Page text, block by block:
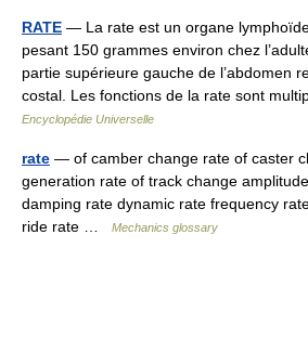
RATE — La rate est un organe
pesant 150 grammes environ chez
partie supérieure gauche de l’abdomen
costal. Les fonctions de la rate sont
Encyclopédie Universelle
rate — of camber change rate of caster
generation rate of track change
damping rate dynamic rate frequency
ride rate …
Mechanics glossary